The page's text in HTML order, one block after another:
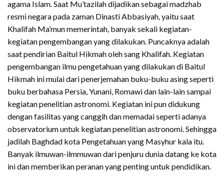
agama Islam. Saat Mu’tazilah dijadikan sebagai madzhab
resmi negara pada zaman Dinasti Abbasiyah, yaitu saat
Khalifah Ma’mun memerintah, banyak sekali kegiatan-
kegiatan pengembangan yang dilakukan. Puncaknya adalah
saat pendirian Baitul Hikmah oleh sang Khalifah. Kegiatan
pengembangan ilmu pengetahuan yang dilakukan di Baitul
Hikmah ini mulai dari penerjemahan buku-buku asing seperti
buku berbahasa Persia, Yunani, Romawi dan lain-lain sampai
kegiatan penelitian astronomi. Kegiatan ini pun didukung
dengan fasilitas yang canggih dan memadai seperti adanya
observatorium untuk kegiatan penelitian astronomi. Sehingga
jadilah Baghdad kota Pengetahuan yang Masyhur kala itu.
Banyak ilmuwan-ilmmuwan dari penjuru dunia datang ke kota
ini dan memberikan peranan yang penting untuk pendidikan.